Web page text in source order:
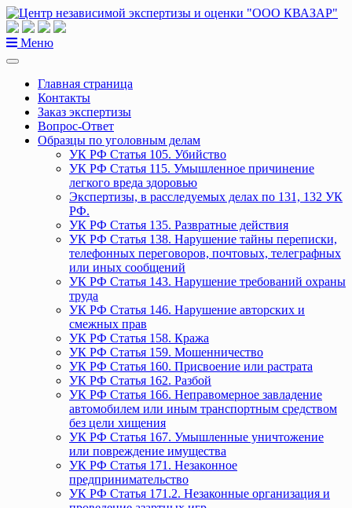
Перейти
к
содержанию
Меню
Главная страница
Контакты
Заказ экспертизы
Вопрос-Ответ
Образцы по уголовным делам
УК РФ Статья 105. Убийство
УК РФ Статья 115. Умышленное причинение
легкого вреда здоровью
Экспертизы, в расследуемых делах по 131, 132 УК
РФ.
УК РФ Статья 135. Развратные действия
УК РФ Статья 138. Нарушение тайны переписки,
телефонных переговоров, почтовых, телеграфных
или иных сообщений
УК РФ Статья 143. Нарушение требований охраны
труда
УК РФ Статья 146. Нарушение авторских и
смежных прав
УК РФ Статья 158. Кража
УК РФ Статья 159. Мошенничество
УК РФ Статья 160. Присвоение или растрата
УК РФ Статья 162. Разбой
УК РФ Статья 166. Неправомерное завладение
автомобилем или иным транспортным средством
без цели хищения
УК РФ Статья 167. Умышленные уничтожение
или повреждение имущества
УК РФ Статья 171. Незаконное
предпринимательство
УК РФ Статья 171.2. Незаконные организация и